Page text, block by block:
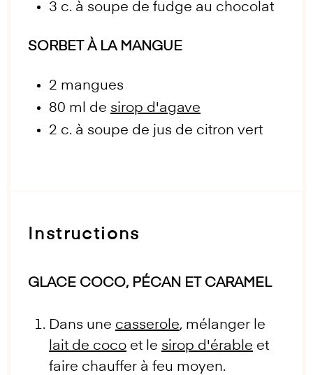
3 c. à soupe de fudge au chocolat
SORBET À LA MANGUE
2 mangues
80 ml de sirop d'agave
2 c. à soupe de jus de citron vert
Instructions
GLACE COCO, PÉCAN ET CARAMEL
Dans une casserole, mélanger le
lait de coco et le sirop d'érable et
faire chauffer à feu moyen.